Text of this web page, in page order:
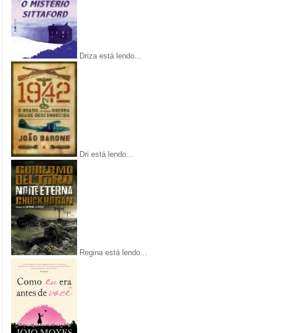
Driza está lendo...
Dri está lendo...
Regina está lendo...